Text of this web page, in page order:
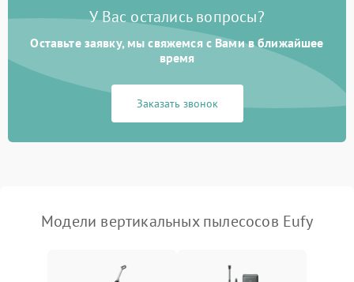
Электронные компоненты
Неисправность системы
1000 ₽ Подробнее →
Неисправность системы
1000 ₽
Поломка системы
управления
1500 ₽ Подробнее →
освещения (если есть)
У Вас остались вопросы?
Оставьте заявку, мы свяжемся с Вами в ближайшее
время
Заказать звонок
Модели вертикальных пылесосов Eufy